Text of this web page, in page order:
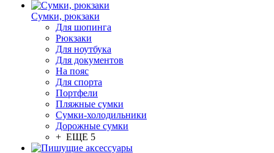
Сумки, рюкзаки
Для шопинга
Рюкзаки
Для ноутбука
Для документов
На пояс
Для спорта
Портфели
Пляжные сумки
Сумки-холодильники
Дорожные сумки
+ ЕЩЕ 5